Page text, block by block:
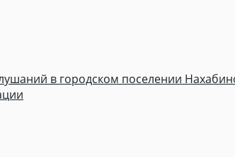
в городском поселении